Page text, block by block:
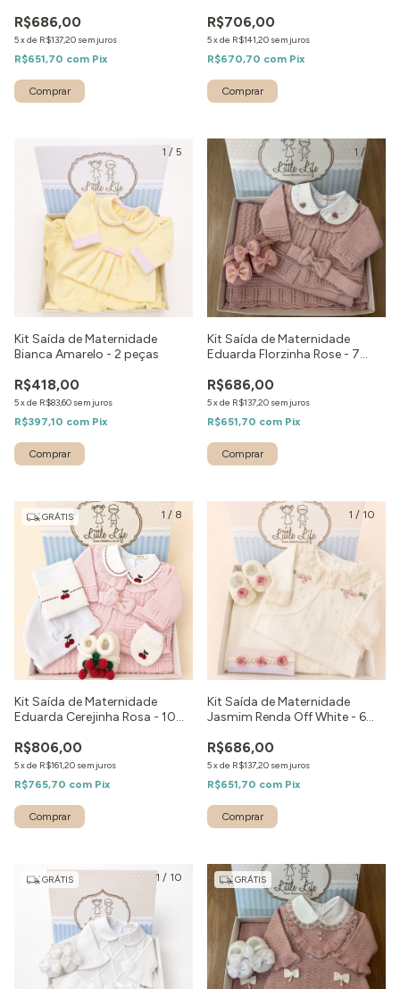
R$686,00
5xde R$137,20 sem juros
R$651,70 com Pix
Comprar
R$706,00
5xde R$141,20 sem juros
R$670,70 com Pix
Comprar
1 / 5
Kit Saída de Maternidade
Bianca Amarelo - 2 peças
R$418,00
5xde R$83,60 sem juros
R$397,10 com Pix
Comprar
1 / 8
Kit Saída de Maternidade
Eduarda Florzinha Rose - 7
R$686,00
5xde R$137,20 sem juros
R$651,70 com Pix
Comprar
1 / 8
GRÁTIS
Kit Saída de Maternidade
Eduarda Cerejinha Rosa - 10
R$806,00
5xde R$161,20 sem juros
R$765,70 com Pix
Comprar
1 / 10
Kit Saída de Maternidade
Jasmim Renda Off White - 6
R$686,00
5xde R$137,20 sem juros
R$651,70 com Pix
Comprar
1 / 10
GRÁTIS 1/ 9
GRÁTIS